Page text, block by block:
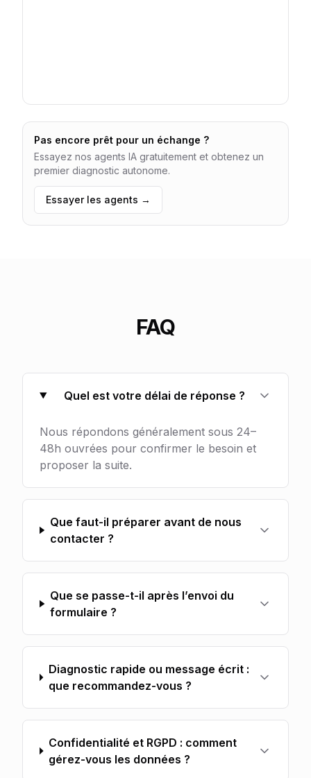
Pas encore prêt pour un échange ?
Essayez nos agents IA gratuitement et obtenez un
premier diagnostic autonome.
Essayer les agents →
FAQ
Quel est votre délai de réponse ?
Nous répondons généralement sous 24–
48h ouvrées pour confirmer le besoin et
proposer la suite.
Que faut-il préparer avant de nous
contacter ?
Que se passe-t-il après l’envoi du
formulaire ?
Diagnostic rapide ou message écrit :
que recommandez-vous ?
Confidentialité et RGPD : comment
gérez-vous les données ?